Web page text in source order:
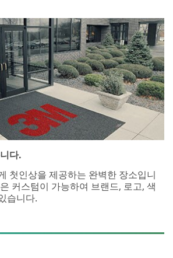
다.
첫인상을 제공하는 완벽한 장소입니
커스텀이 가능하여 브랜드, 로고, 색
습니다.